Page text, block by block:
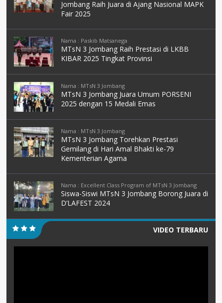
Jombang Raih Juara di Ajang Nasional MAPK
Fair 2025
Nama : Paskib Matsanega
MTsN 3 Jombang Raih Prestasi di LKBB
KIBAR 2025 Tingkat Provinsi
Nama : MTsN 3 Jombang
MTsN 3 Jombang Juara Umum PORSENI
2025 dengan 15 Medali Emas
Nama : MTsN 3 Jombang
MTsN 3 Jombang Torehkan Prestasi
Gemilang di Hari Amal Bhakti ke-79
Kementerian Agama
Nama : Excellent Class Program of MTsN 3 Jombang
Siswa-Siswi MTsN 3 Jombang Borong Juara di
D’LAFEST 2024
VIDEO TERBARU